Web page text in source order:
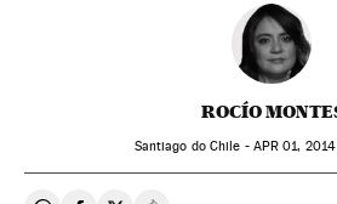
ROCÍO
Santiago do Chile - APR 01,